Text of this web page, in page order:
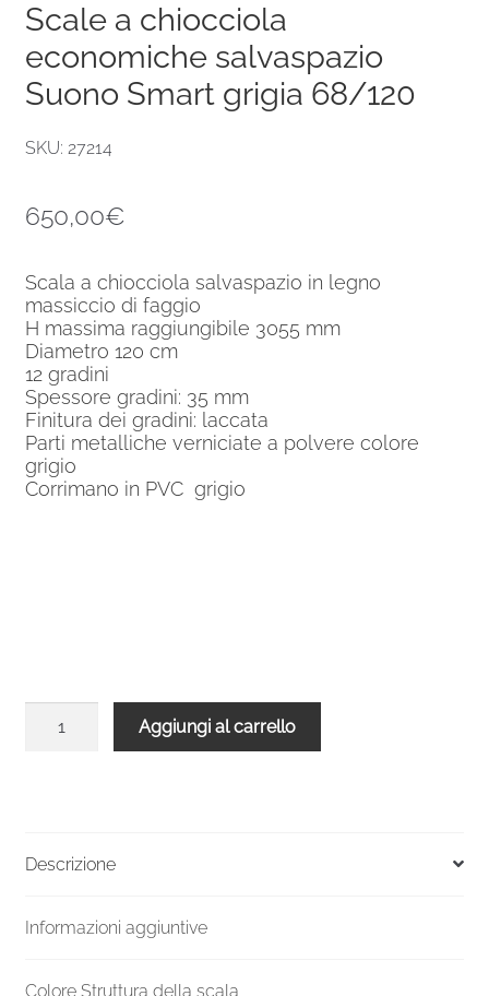
Scale a chiocciola
economiche salvaspazio
Suono Smart grigia 68/120
SKU: 27214
650,00€
Scala a chiocciola salvaspazio in legno
massiccio di faggio
H massima raggiungibile 3055 mm
Diametro 120 cm
12 gradini
Spessore gradini: 35 mm
Finitura dei gradini: laccata
Parti metalliche verniciate a polvere colore
grigio
Corrimano in PVC grigio
Suono
68/120
Aggiungi al carrello
Descrizione
Informazioni aggiuntive
Colore Struttura della scala